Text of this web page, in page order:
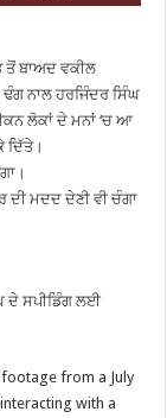
ਤੋਂ ਬਾਅਦ ਵਕੀਲ
ਨਾਲ ਹਰਜਿੰਦਰ ਸਿੰਘ
ਲੋਕਾਂ ਦੇ ਮਨਾਂ ‘ਚ ਆ
ਦਿੱਤੇ।
ਦੀ ਮਦਦ ਦੇਣੀ ਵੀ ਚੰਗਾ
ਦੇ ਸਪੀਡਿੰਗ ਲਈ
from a July
with a